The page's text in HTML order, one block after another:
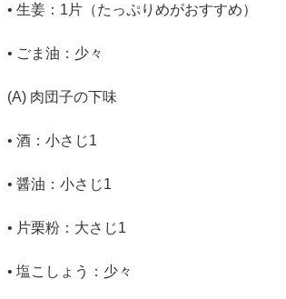
• 生姜：1片（たっぷりめがおすすめ）
• ごま油：少々
(A) 肉団子の下味
• 酒：小さじ1
• 醤油：小さじ1
• 片栗粉：大さじ1
• 塩こしょう：少々